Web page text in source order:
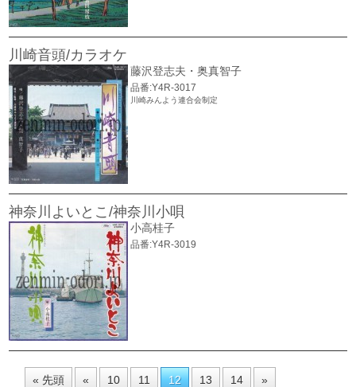
川崎音頭/カラオケ
藤沢登志夫・奥真智子
品番:Y4R-3017
川崎みんよう連合会制定
神奈川よいとこ/神奈川小唄
小高桂子
品番:Y4R-3019
« 先頭 « 10 11 12 13 14 »